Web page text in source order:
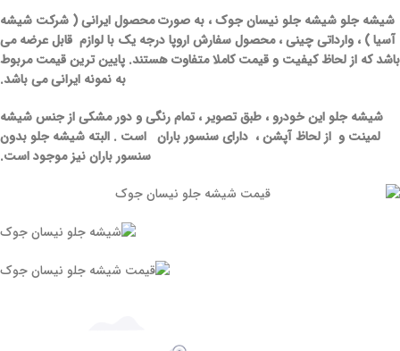
شیشه جلو شیشه جلو نیسان جوک ، به صورت محصول ایرانی ( شرکت شیشه
آسیا ) ، وارداتی چینی ، محصول سفارش اروپا درجه یک با لوازم قابل عرضه می
باشد که از لحاظ کیفیت و قیمت کاملا متفاوت هستند. پایین ترین قیمت مربوط
به نمونه ایرانی می باشد.
شیشه جلو این خودرو ، طبق تصویر ، تمام رنگی و دور مشکی از جنس شیشه
لمینت و از لحاظ آپشن ، دارای سنسور باران است . البته شیشه جلو بدون
سنسور باران نیز موجود است.